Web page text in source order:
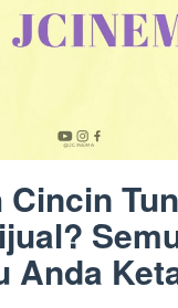
Cincin
Anda